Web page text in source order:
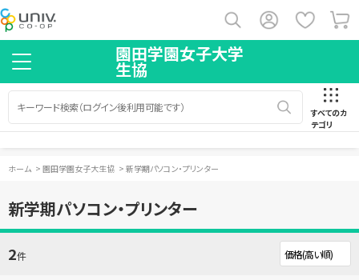
園田学園女子大学
生協
すべてのカ
テゴリ
ホーム > 園田学園女子大生協 > 新学期パソコン・プリンター
新学期パソコン・プリンター
2件